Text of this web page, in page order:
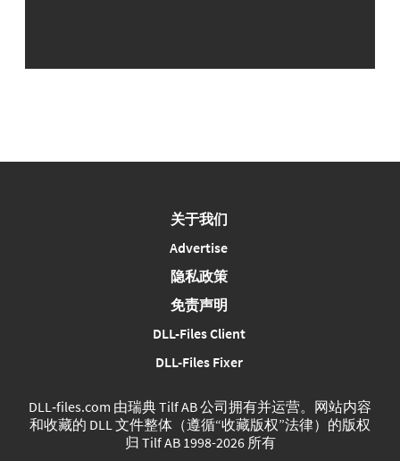
关于我们
Advertise
隐私政策
免责声明
DLL-Files Client
DLL-Files Fixer
DLL‑files.com 由瑞典 Tilf AB 公司拥有并运营。网站内容
和收藏的 DLL 文件整体（遵循“收藏版权”法律）的版权
归 Tilf AB 1998-2026 所有